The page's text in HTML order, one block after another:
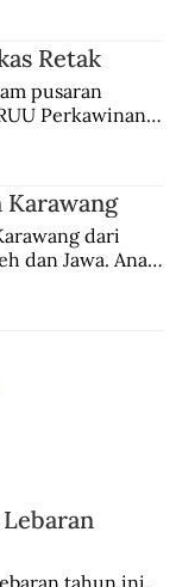
Retak
pusaran
Perkawinan.
Karawang
dari
dan Jawa. Anak